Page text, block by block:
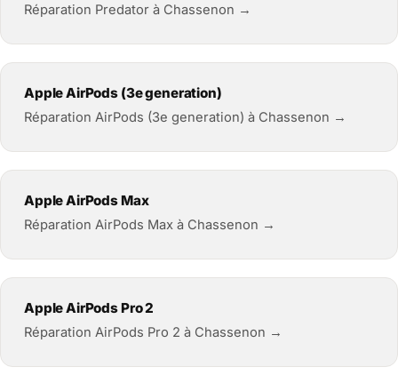
Réparation Predator à Chassenon →
Apple AirPods (3e generation)
Réparation AirPods (3e generation) à Chassenon →
Apple AirPods Max
Réparation AirPods Max à Chassenon →
Apple AirPods Pro 2
Réparation AirPods Pro 2 à Chassenon →